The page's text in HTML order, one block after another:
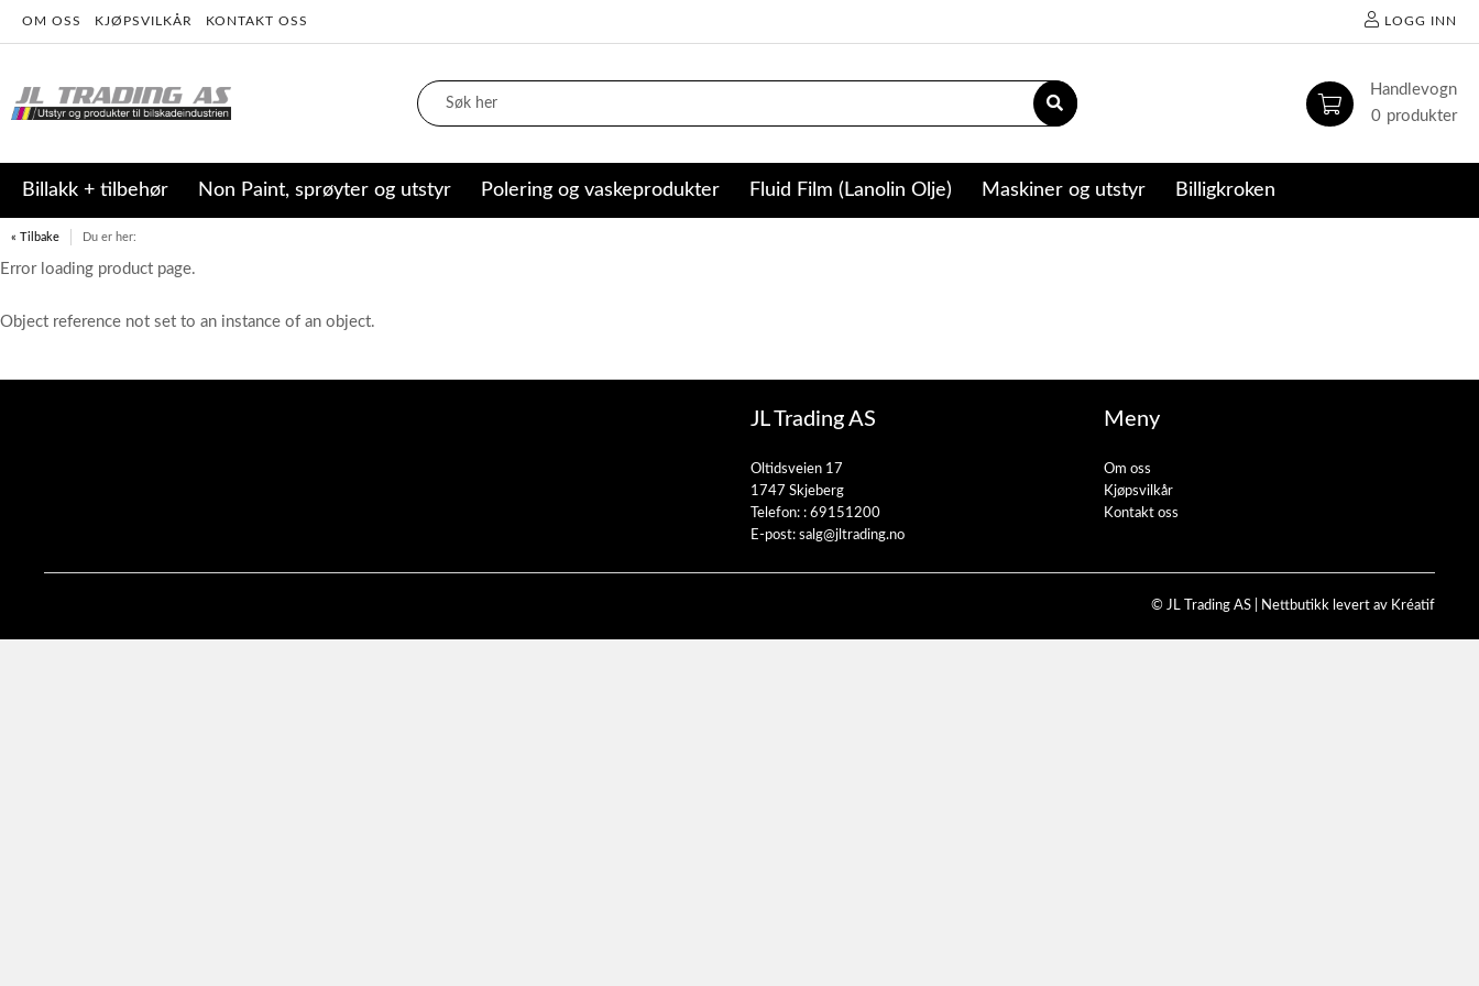
OM OSS KJØPSVILKÅR KONTAKT OSS LOGG INN
0
Billakk + tilbehør Non Paint, sprøyter og utstyr Polering og vaskeprodukter Fluid Film (Lanolin Olje) Maskiner og utstyr Billigkroken
« Tilbake Du er her:
Error loading product page.
Object reference not set to an instance of an object.
JL Trading AS
Oltidsveien 17
1747 Skjeberg
Telefon: : 69151200
E-post: salg@jltrading.no
Meny
Om oss
Kjøpsvilkår
Kontakt oss
© JL Trading AS | Nettbutikk levert av Kréatif